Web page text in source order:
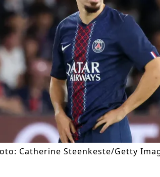
Catherine Steenkeste/Getty